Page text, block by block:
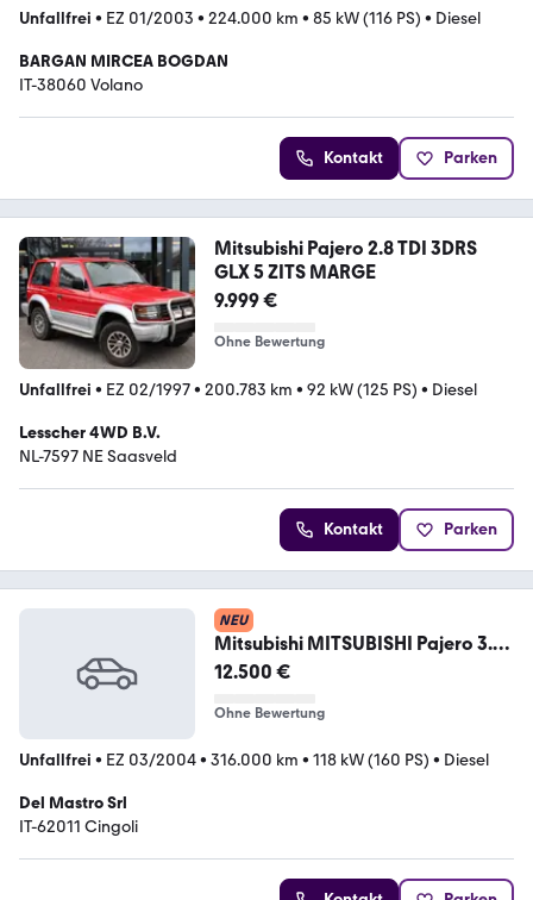
Unfallfrei • EZ 01/2003 • 224.000 km • 85 kW (116 PS) • Diesel
BARGAN MIRCEA BOGDAN
IT-38060 Volano
Kontakt Parken
Mitsubishi Pajero 2.8 TDI 3DRS
GLX 5 ZITS MARGE
9.999 €
Ohne Bewertung
Unfallfrei • EZ 02/1997• 200.783 km • 92 kW (125 PS) • Diesel
Lesscher 4WD B.V.
NL-7597 NE Saasveld
Kontakt Parken
NEU
Mitsubishi MITSUBISHI Pajero 3.2
16V DI-D 3p. GLX
12.500 €
Ohne Bewertung
Unfallfrei • EZ 03/2004• 316.000 km • 118 kW (160 PS) • Diesel
Del Mastro Srl
IT-62011 Cingoli